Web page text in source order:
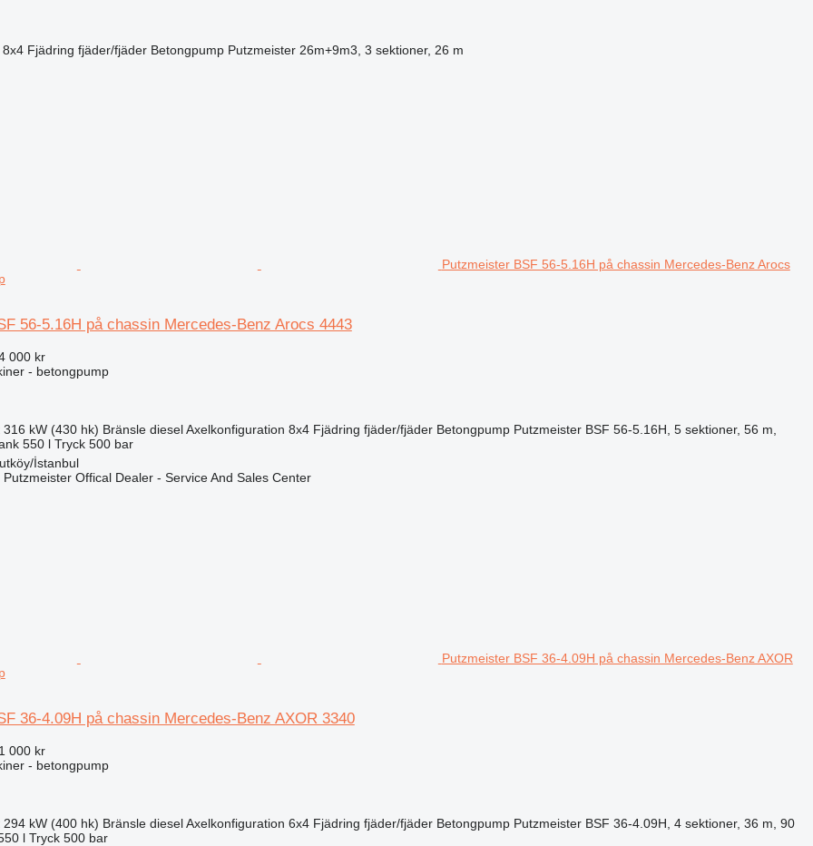
8x4 Fjädring fjäder/fjäder Betongpump Putzmeister 26m+9m3, 3 sektioner, 26 m
Putzmeister BSF 56-5.16H på chassin Mercedes-Benz Arocs
56-5.16H på chassin Mercedes-Benz Arocs 4443
000 kr
- betongpump
316 kW (430 hk) Bränsle diesel Axelkonfiguration 8x4 Fjädring fjäder/fjäder Betongpump Putzmeister BSF 56-5.16H, 5 sektioner, 56 m,
550 l Tryck 500 bar
İstanbul
Offical Dealer - Service And Sales Center
Putzmeister BSF 36-4.09H på chassin Mercedes-Benz AXOR
36-4.09H på chassin Mercedes-Benz AXOR 3340
000 kr
- betongpump
294 kW (400 hk) Bränsle diesel Axelkonfiguration 6x4 Fjädring fjäder/fjäder Betongpump Putzmeister BSF 36-4.09H, 4 sektioner, 36 m, 90
l Tryck 500 bar